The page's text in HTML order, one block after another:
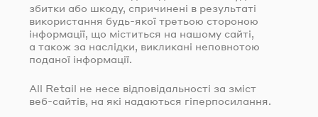
збитки або шкоду, спричинені в результаті
використання будь-якої третьою стороною
інформації, що міститься на нашому сайті,
а також за наслідки, викликані неповнотою
поданої інформації.
All Retail не несе відповідальності за зміст
веб-сайтів, на які надаються гіперпосилання.